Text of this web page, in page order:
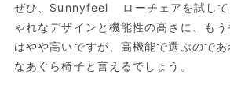
ぜひ、Sunnyfeel ローチェアを試して
ゃれなデザインと機能性の高さに、も
はやや高いですが、高機能で選ぶので
なあぐら椅子と言えるでしょう。